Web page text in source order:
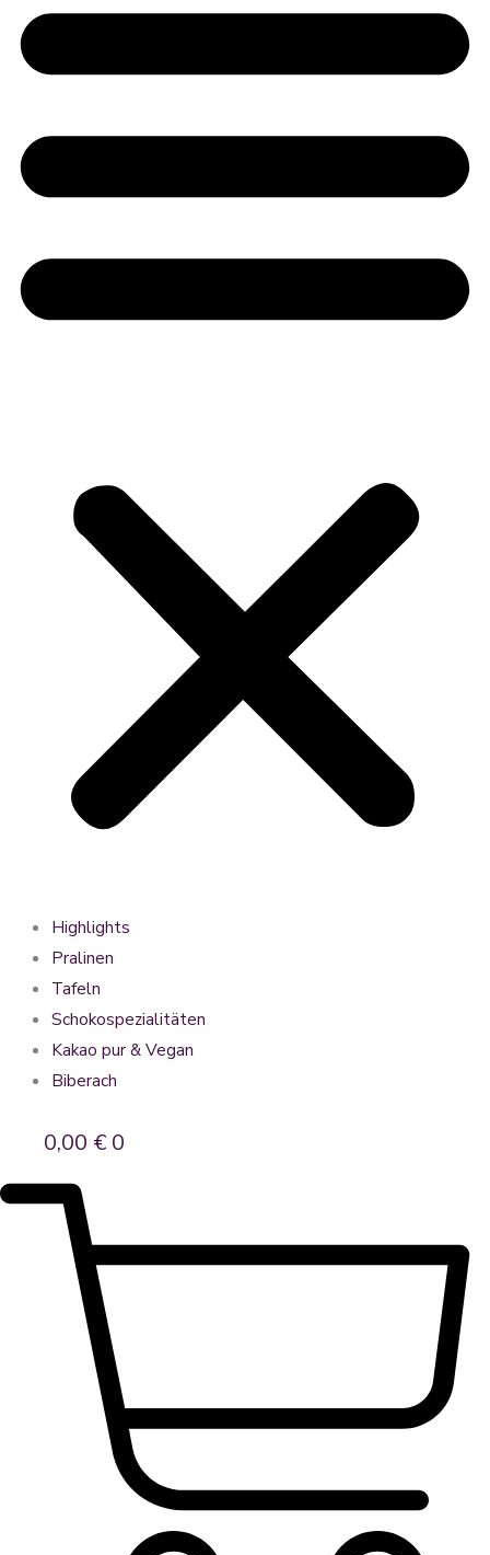
Highlights
Pralinen
Tafeln
Schokospezialitäten
Kakao pur & Vegan
Biberach
0,00 € 0